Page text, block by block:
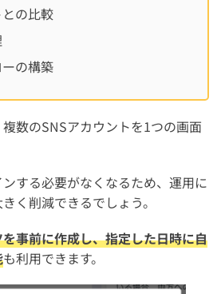
の比較
の構築
数のSNSアカウントを1つの画面
する必要がなくなるため、運用に
く削減できるでしょう。
事前に作成し、指定した日時に自
も利用できます。